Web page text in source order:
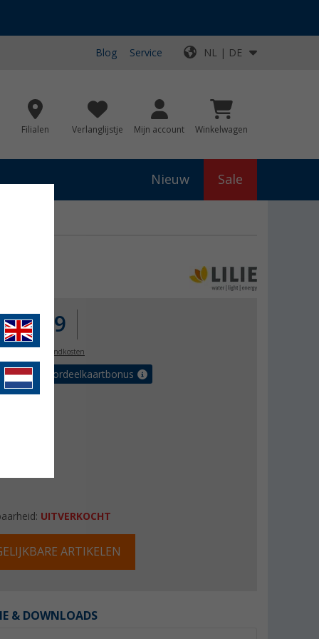
Blog Service NL | DE
Filialen Verlanglijstje Mijn account Winkelwagen
Nieuw Sale
€ 13,99
plus verzendkosten
tot 5% voordeelkaartbonus
UITVERKOCHT
ARTIKELEN
& DOWNLOADS